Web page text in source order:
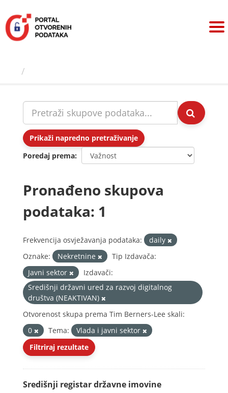
sadržaj
Prikaži napredno pretraživanje
Poredaj prema
Pronađeno skupova
podataka: 1
Frekvencija osvježavanja podataka:
daily
Oznake:
Nekretnine
Tip Izdavača:
Javni sektor
Izdavači:
Središnji državni ured za razvoj digitalnog
društva (NEAKTIVAN)
Otvorenost skupa prema Tim Berners-Lee skali:
0
Tema:
Vlada i javni sektor
Filtriraj rezultate
Središnji registar državne imovine